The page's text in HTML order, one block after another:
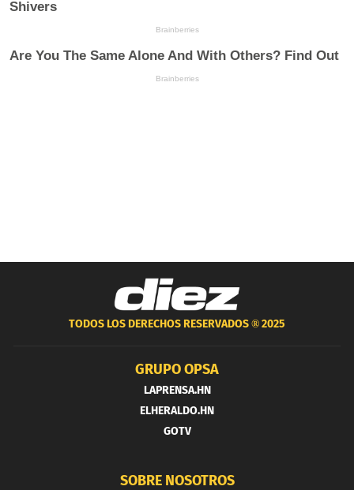
TODOS LOS DERECHOS RESERVADOS ®2025
GRUPO OPSA
LAPRENSA.HN
ELHERALDO.HN
GOTV
SOBRE NOSOTROS